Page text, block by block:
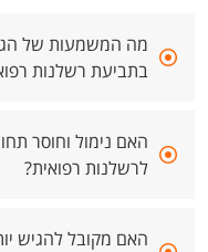
מה המשמעות של
בתביעת רשלנות
האם נימול וחוסר
לרשלנות רפואית?
האם מקובל להגיש